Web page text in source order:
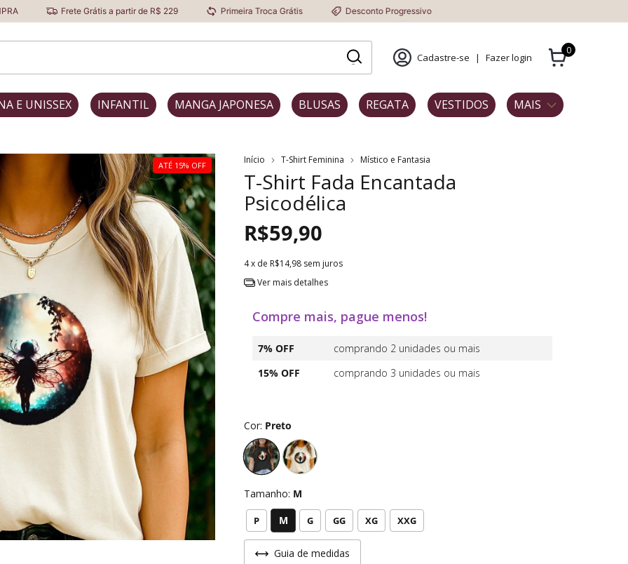
Frete Grátis a partir de R$ 229 Primeira Troca Grátis Desconto Progressivo
Cadastre-se | Fazer login
0
E UNISSEX INFANTIL MANGA JAPONESA BLUSAS REGATA VESTIDOS MAIS
ATÉ 15% OFF Início T-Shirt Feminina Místico e Fantasia
T-Shirt Fada Encantada
Psicodélica
R$59,90
4x de R$14,98 sem juros
Ver mais detalhes
Compre mais, pague menos!
7% OFF
comprando 2 unidades ou mais
15% OFF
comprando 3 unidades ou mais
Cor: Preto
Tamanho: M
P M G GG XG XXG
Guia de medidas